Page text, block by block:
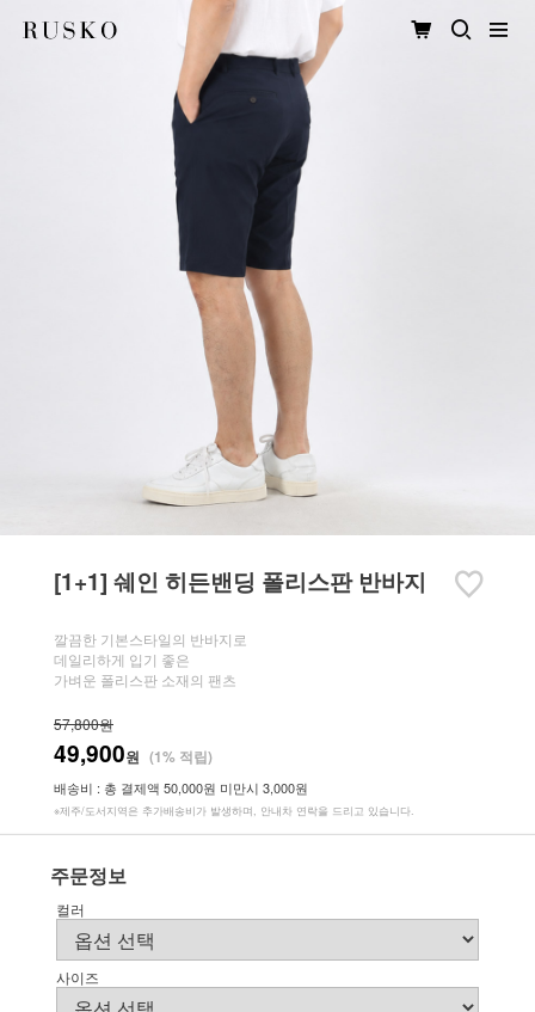
[1+1] 쉐인 히든밴딩 폴리스판 반바지
깔끔한 기본스타일의 반바지로
데일리하게 입기 좋은
가벼운 폴리스판 소재의 팬츠
57,800원
49,900원 (1% 적립)
배송비 : 총 결제액 50,000원 미만시 3,000원
※제주/도서지역은 추가배송비가 발생하며, 안내차 연락을 드리고 있습니다.
주문정보
컬러
사이즈